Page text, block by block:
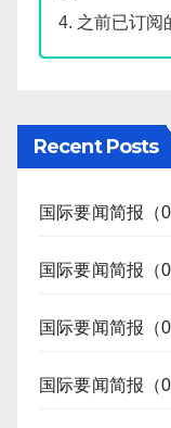
4. 之前已订阅
Recent Posts
国际要闻简报（
国际要闻简报（
国际要闻简报（
国际要闻简报（